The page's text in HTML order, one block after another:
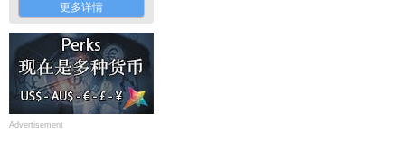
更多详情
Advertisement